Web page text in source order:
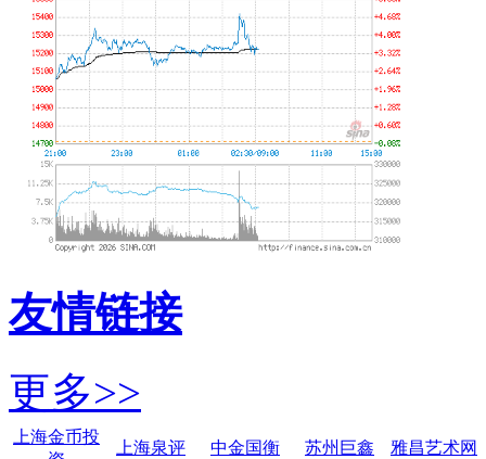
友情链接
更多>>
上海金币投
上海泉评 中金国衡 苏州巨鑫 雅昌艺术网